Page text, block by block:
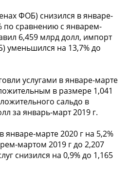
ФОБ) снизился в январе-
по сравнению с январем-
6,459 млрд долл, импорт
уменьшился на 13,7% до
услугами в январе-марте
в размере 1,041
сальдо в
за январь-март 2019 г.
январе-марте 2020 г на 5,2%
мартом 2019 г до 2,207
снизился на 0,9% до 1,165